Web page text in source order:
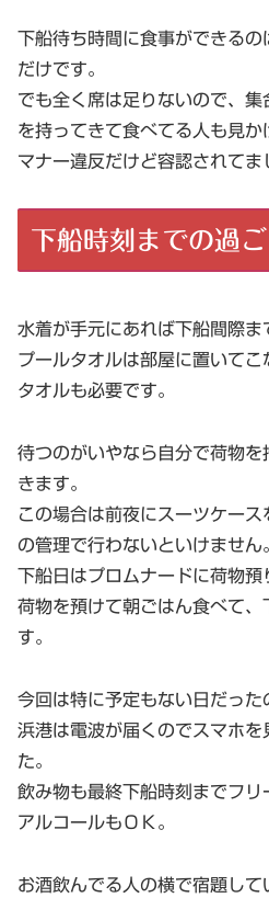
下船待ち時間に食事ができる
だけです。
でも全く席は足りないので、集
を持ってきて食べてる人も見か
マナー違反だけど容認されてま
下船時刻までの過
水着が手元にあれば下船間際ま
プールタオルは部屋に置いて
タオルも必要です。
待つのがいやなら自分で荷物
きます。
この場合は前夜にスーツケー
の管理で行わないといけません
下船日はプロムナードに荷物
荷物を預けて朝ごはん食べて
す。
今回は特に予定もない日だっ
浜港は電波が届くのでスマホ
た。
飲み物も最終下船時刻までフリ
アルコールもＯＫ。
お酒飲んでる人の横で宿題して